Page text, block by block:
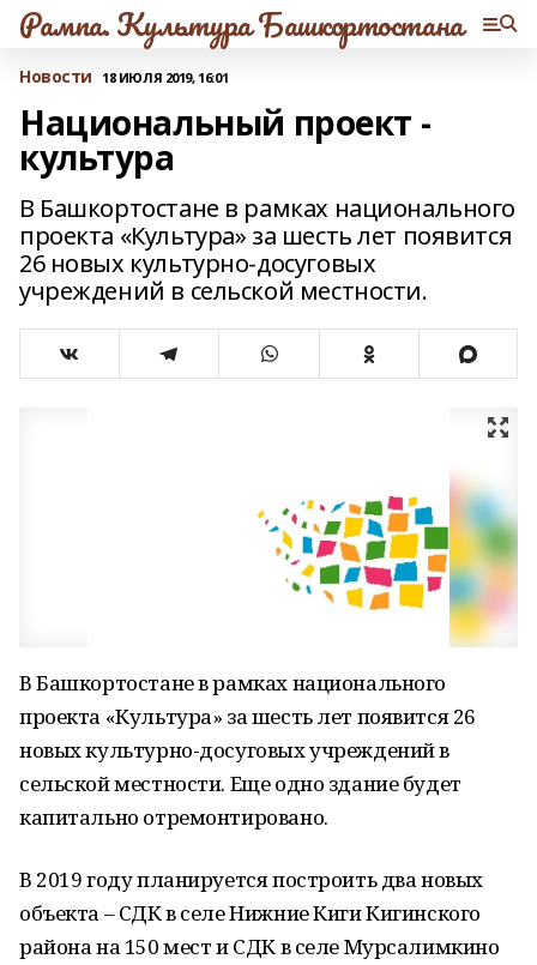
Рампа. Культура Башкортостана
Новости 18 ИЮЛЯ 2019, 16:01
Национальный проект -
культура
В Башкортостане в рамках национального
проекта «Культура» за шесть лет появится
26 новых культурно-досуговых
учреждений в сельской местности.
В Башкортостане в рамках национального
проекта «Культура» за шесть лет появится 26
новых культурно-досуговых учреждений в
сельской местности. Еще одно здание будет
капитально отремонтировано.
В 2019 году планируется построить два новых
объекта – СДК в селе Нижние Киги Кигинского
района на 150 мест и СДК в селе Мурсалимкино